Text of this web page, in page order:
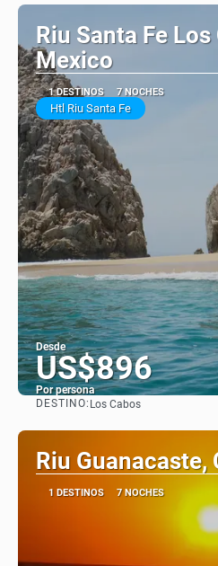
Riu Santa Fe Los
Mexico
1 DESTINOS 7 NOCHES
Htl Riu Santa Fe
Desde
US$896
Por persona
DESTINO: Los Cabos
Riu Guanacaste,
1 DESTINOS 7 NOCHES